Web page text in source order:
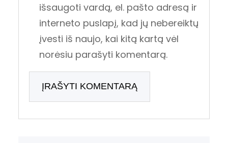
išsaugoti vardą, el. pašto adresą ir
interneto puslapį, kad jų nebereiktų
įvesti iš naujo, kai kitą kartą vėl
norėsiu parašyti komentarą.